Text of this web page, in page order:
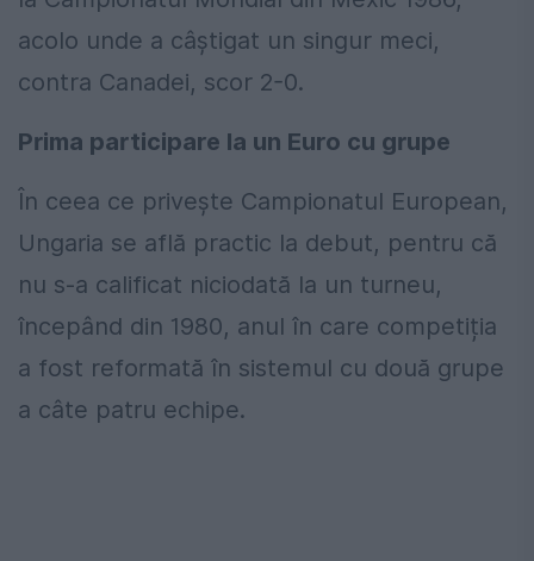
acolo unde a câștigat un singur meci,
contra Canadei, scor 2-0.
Prima participare la un Euro cu grupe
În ceea ce privește Campionatul European,
Ungaria se află practic la debut, pentru că
nu s-a calificat niciodată la un turneu,
începând din 1980, anul în care competiția
a fost reformată în sistemul cu două grupe
a câte patru echipe.